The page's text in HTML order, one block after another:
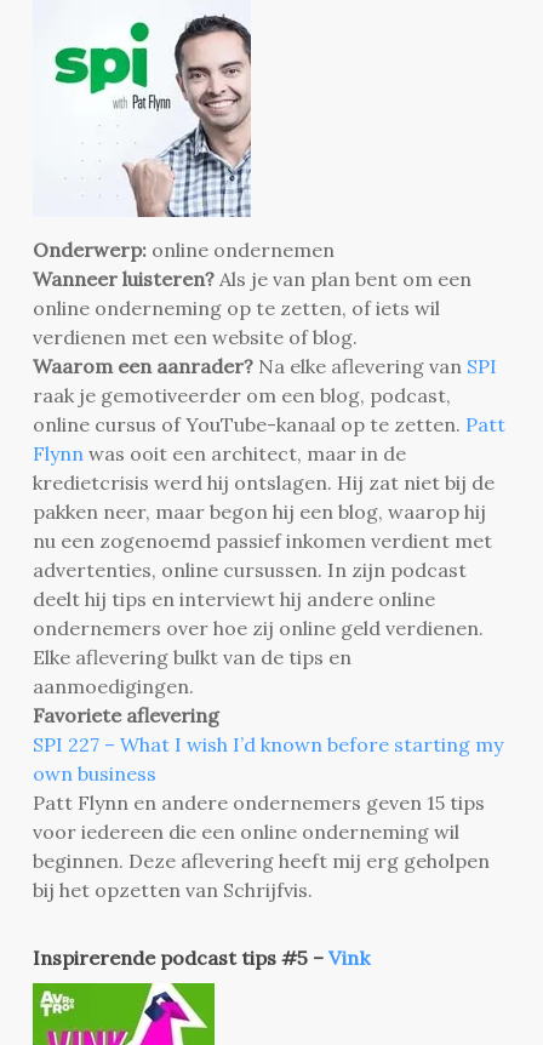
Onderwerp: online ondernemen
Wanneer luisteren?Als je van plan bent om een
online onderneming op te zetten, of iets wil
verdienen met een website of blog.
Waarom een aanrader?Na elke aflevering van SPI
raak je gemotiveerder om een blog, podcast,
online cursus of YouTube-kanaal op te zetten. Patt
Flynnwas ooit een architect, maar in de
kredietcrisis werd hij ontslagen. Hij zat niet bij de
pakken neer, maar begon hij een blog, waarop hij
nu een zogenoemd passief inkomen verdient met
advertenties, online cursussen. In zijn podcast
deelt hij tips en interviewt hij andere online
ondernemers over hoe zij online geld verdienen.
Elke aflevering bulkt van de tips en
aanmoedigingen.
Favoriete aflevering
SPI 227 – What I wish I’d known before starting my
own business
Patt Flynn en andere ondernemers geven 15 tips
voor iedereen die een online onderneming wil
beginnen. Deze aflevering heeft mij erg geholpen
bij het opzetten van Schrijfvis.
Inspirerende podcast tips #5 – Vink